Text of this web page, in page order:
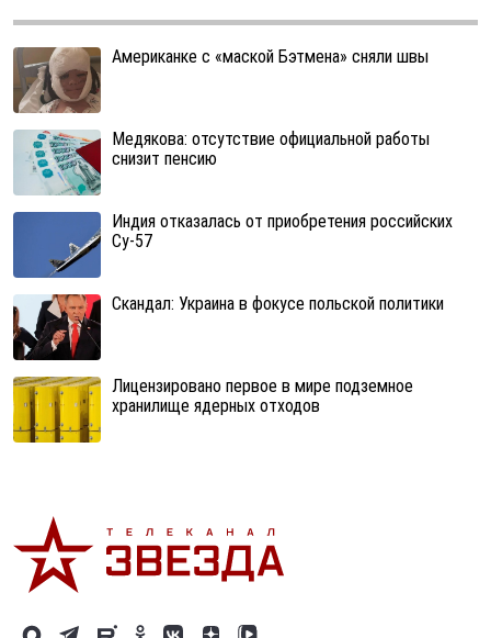
Американке с «маской Бэтмена» сняли швы
Медякова: отсутствие официальной работы
снизит пенсию
Индия отказалась от приобретения российских
Су-57
Скандал: Украина в фокусе польской политики
Лицензировано первое в мире подземное
хранилище ядерных отходов